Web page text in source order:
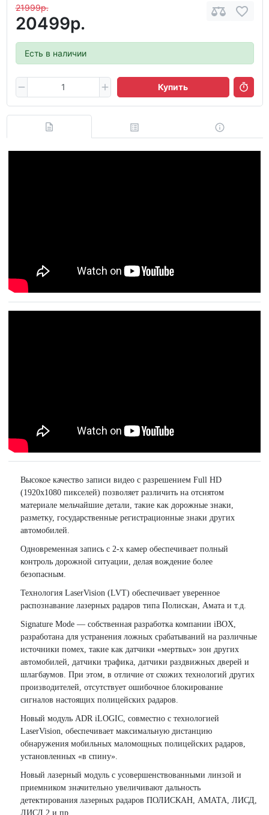
21999р.
20499р.
Есть в наличии
Купить
Высокое качество записи видео с разрешением Full HD
(1920х1080 пикселей) позволяет различить на отснятом
материале мельчайшие детали, такие как дорожные знаки,
разметку, государственные регистрационные знаки других
автомобилей.
Одновременная запись с 2-х камер обеспечивает полный
контроль дорожной ситуации, делая вождение более
безопасным.
Технология LaserVision (LVT) обеспечивает уверенное
распознавание лазерных радаров типа Полискан, Амата и т.д.
Signature Mode — собственная разработка компании iBOX,
разработана для устранения ложных срабатываний на различные
источники помех, такие как датчики «мертвых» зон других
автомобилей, датчики трафика, датчики раздвижных дверей и
шлагбаумов. При этом, в отличие от схожих технологий других
производителей, отсутствует ошибочное блокирование
сигналов настоящих полицейских радаров.
Новый модуль ADR iLOGIC, совместно с технологией
LaserVision, обеспечивает максимальную дистанцию
обнаружения мобильных маломощных полицейских радаров,
установленных «в спину».
Новый лазерный модуль с усовершенствованными линзой и
приемником значительно увеличивают дальность
детектирования лазерных радаров ПОЛИСКАН, АМАТА, ЛИСД,
ЛИСД 2 и пр.